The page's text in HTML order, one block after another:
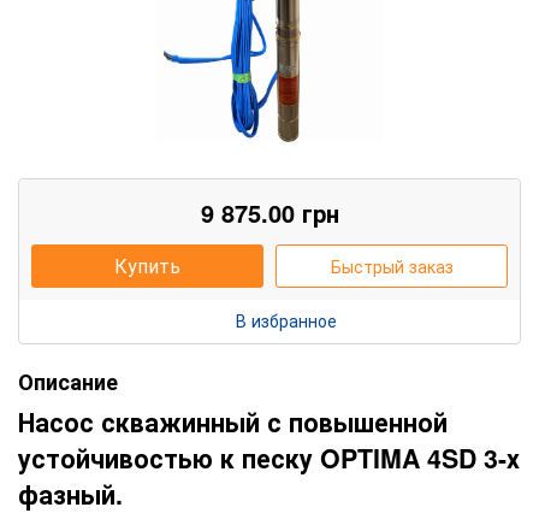
9 875.00грн
Купить Быстрый заказ
В избранное
Описание
Насос скважинный с повышенной
устойчивостью к песку OPTIMA 4SD 3-х
фазный.